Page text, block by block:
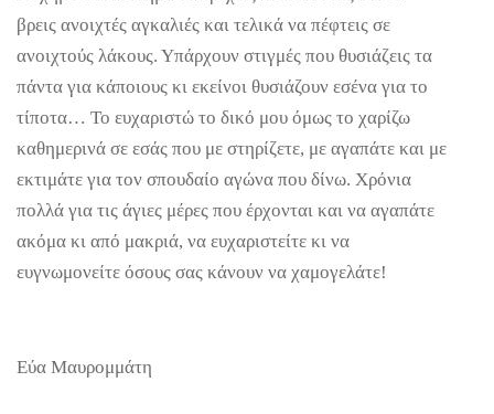
βρεις ανοιχτές αγκαλιές και τελικά να πέφτεις σε
ανοιχτούς λάκους. Υπάρχουν στιγμές που θυσιάζεις τα
πάντα για κάποιους κι εκείνοι θυσιάζουν εσένα για το
τίποτα… Το ευχαριστώ το δικό μου όμως το χαρίζω
καθημερινά σε εσάς που με στηρίζετε, με αγαπάτε και με
εκτιμάτε για τον σπουδαίο αγώνα που δίνω. Χρόνια
πολλά για τις άγιες μέρες που έρχονται και να αγαπάτε
ακόμα κι από μακριά, να ευχαριστείτε κι να
ευγνωμονείτε όσους σας κάνουν να χαμογελάτε!
Εύα Μαυρομμάτη